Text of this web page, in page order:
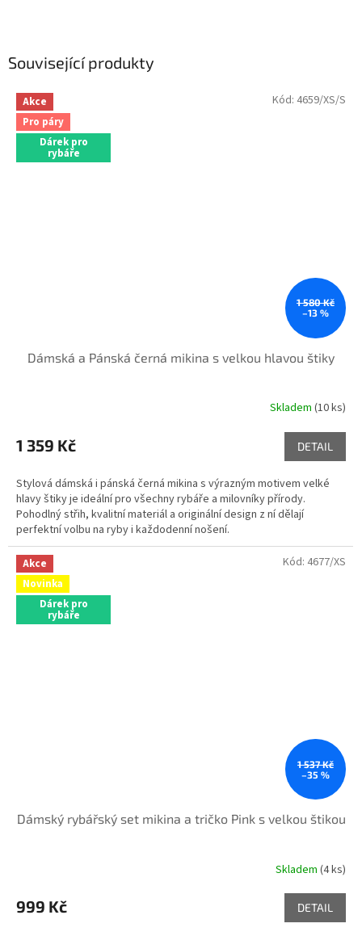
Související produkty
Akce
Pro páry
Dárek pro
rybáře
1 580 Kč
–13 %
Dámská a Pánská černá mikina s velkou hlavou štiky
Skladem (10 ks)
1 359 Kč DETAIL
Stylová dámská i pánská černá mikina s výrazným motivem velké
hlavy štiky je ideální pro všechny rybáře a milovníky přírody.
Pohodlný střih, kvalitní materiál a originální design z ní dělají
perfektní volbu na ryby i každodenní nošení.
Kód: 4659/XS/S
Akce
Novinka
Dárek pro
rybáře
1 537 Kč
–35 %
Dámský rybářský set mikina a tričko Pink s velkou štikou
produktu
je
Skladem(4 ks)
999 Kč DETAIL
Kód: 4677/XS